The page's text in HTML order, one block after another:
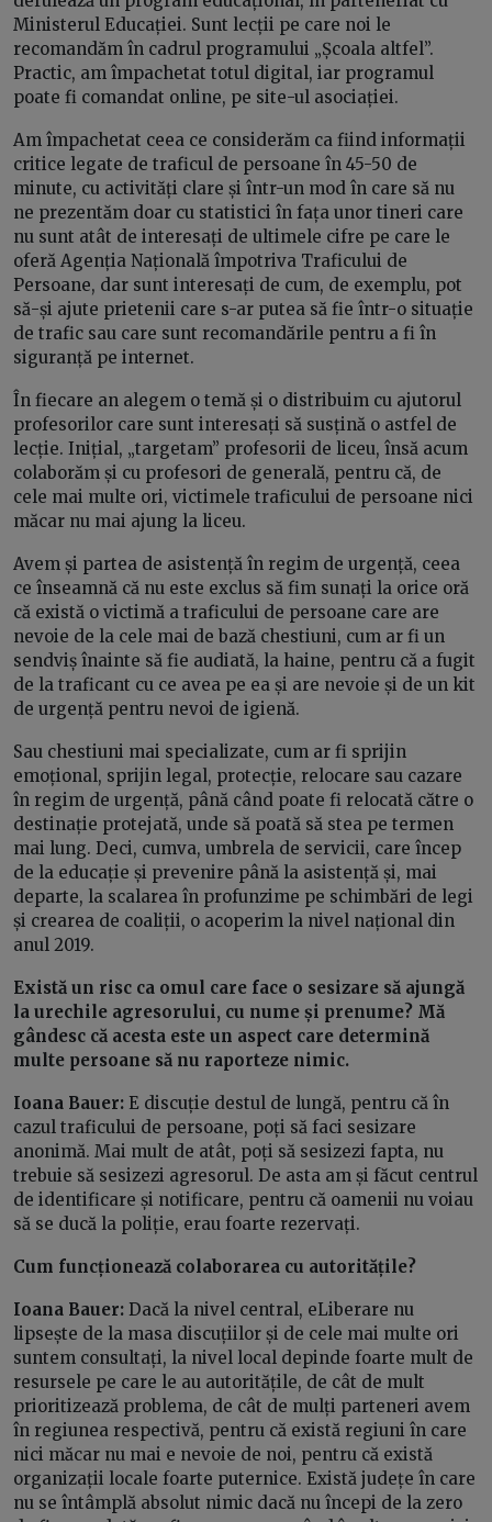
Ministerul Educației. Sunt lecții pe care noi le
recomandăm în cadrul programului „Școala altfel”.
Practic, am împachetat totul digital, iar programul
poate fi comandat online, pe site-ul asociației.
Am împachetat ceea ce considerăm ca fiind informații
critice legate de traficul de persoane în 45-50 de
minute, cu activități clare și într-un mod în care să nu
ne prezentăm doar cu statistici în fața unor tineri care
nu sunt atât de interesați de ultimele cifre pe care le
oferă Agenția Națională împotriva Traficului de
Persoane, dar sunt interesați de cum, de exemplu, pot
să-și ajute prietenii care s-ar putea să fie într-o situație
de trafic sau care sunt recomandările pentru a fi în
siguranță pe internet.
În fiecare an alegem o temă și o distribuim cu ajutorul
profesorilor care sunt interesați să susțină o astfel de
lecție. Inițial, „targetam” profesorii de liceu, însă acum
colaborăm și cu profesori de generală, pentru că, de
cele mai multe ori, victimele traficului de persoane nici
măcar nu mai ajung la liceu.
Avem și partea de asistență în regim de urgență, ceea
ce înseamnă că nu este exclus să fim sunați la orice oră
că există o victimă a traficului de persoane care are
nevoie de la cele mai de bază chestiuni, cum ar fi un
sendviș înainte să fie audiată, la haine, pentru că a fugit
de la traficant cu ce avea pe ea și are nevoie și de un kit
de urgență pentru nevoi de igienă.
Sau chestiuni mai specializate, cum ar fi sprijin
emoțional, sprijin legal, protecție, relocare sau cazare
în regim de urgență, până când poate fi relocată către o
destinație protejată, unde să poată să stea pe termen
mai lung. Deci, cumva, umbrela de servicii, care încep
de la educație și prevenire până la asistență și, mai
departe, la scalarea în profunzime pe schimbări de legi
și crearea de coaliții, o acoperim la nivel național din
anul 2019.
Există un risc ca omul care face o sesizare să ajungă
la urechile agresorului, cu nume și prenume? Mă
gândesc că acesta este un aspect care determină
multe persoane să nu raporteze nimic.
Ioana Bauer: E discuție destul de lungă, pentru că în
cazul traficului de persoane, poți să faci sesizare
anonimă. Mai mult de atât, poți să sesizezi fapta, nu
trebuie să sesizezi agresorul. De asta am și făcut centrul
de identificare și notificare, pentru că oamenii nu voiau
să se ducă la poliție, erau foarte rezervați.
Cum funcționează colaborarea cu autoritățile?
Ioana Bauer: Dacă la nivel central, eLiberare nu
lipsește de la masa discuțiilor și de cele mai multe ori
suntem consultați, la nivel local depinde foarte mult de
resursele pe care le au autoritățile, de cât de mult
prioritizează problema, de cât de mulți parteneri avem
în regiunea respectivă, pentru că există regiuni în care
nici măcar nu mai e nevoie de noi, pentru că există
organizații locale foarte puternice. Există județe în care
nu se întâmplă absolut nimic dacă nu începi de la zero